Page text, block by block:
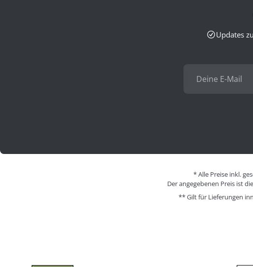
Updates
* Alle Preise inkl.
Der angegebenen Preis ist
** Gilt für Lieferungen